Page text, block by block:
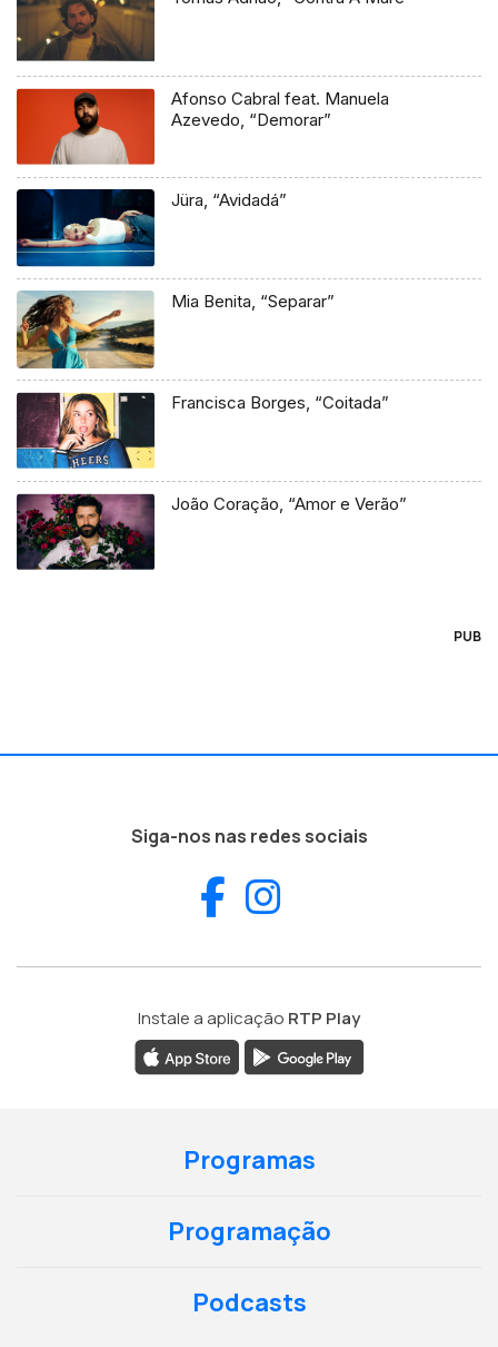
Afonso Cabral feat. Manuela
Azevedo, “Demorar”
Jüra, “Avidadá”
Mia Benita, “Separar”
Francisca Borges, “Coitada”
João Coração, “Amor e Verão”
PUB
Siga-nos nas redes sociais
Facebook
Instale a aplicação RTP Play
Programas
Programação
Podcasts